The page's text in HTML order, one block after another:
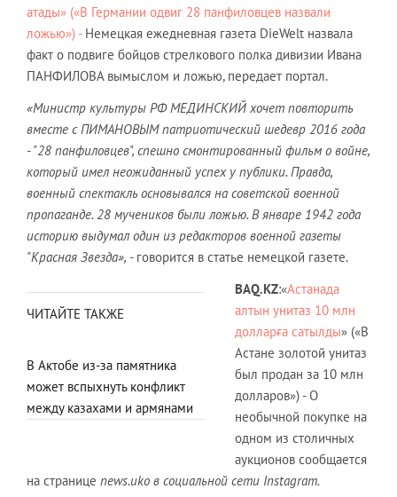
атады» («В Германии одвиг 28 панфиловцев назвали
ложью») - Немецкая ежедневная газета DieWelt назвала
факт о подвиге бойцов стрелкового полка дивизии Ивана
ПАНФИЛОВА вымыслом и ложью, передает портал.
«Министр культуры РФ МЕДИНСКИЙ хочет повторить
вместе с ПИМАНОВЫМ патриотический шедевр 2016 года
- "28 панфиловцев", спешно смонтированный фильм о войне,
который имел неожиданный успех у публики. Правда,
военный спектакль основывался на советской военной
пропаганде. 28 мучеников были ложью. В январе 1942 года
историю выдумал один из редакторов военной газеты
"Красная Звезда», - говорится в статье немецкой газете.
ЧИТАЙТЕ ТАКЖЕ
В Актобе из-за памятника
может вспыхнуть конфликт
между казахами и армянами
BAQ.KZ:«Астанада
алтын унитаз 10 млн
долларға сатылды» («В
Астане золотой унитаз
был продан за 10 млн
долларов») - О
необычной покупке на
одном из столичных
аукционов сообщается
на странице news.uko в социальной сети Instagram.